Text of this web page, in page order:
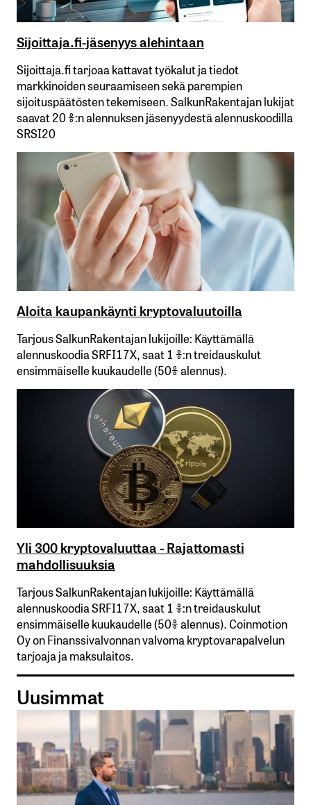
Sijoittaja.fi-jäsenyys alehintaan
Sijoittaja.fi tarjoaa kattavat työkalut ja tiedot
markkinoiden seuraamiseen sekä parempien
sijoituspäätösten tekemiseen. SalkunRakentajan lukijat
saavat 20 %:n alennuksen jäsenyydestä alennuskoodilla
SRSI20
Aloita kaupankäynti kryptovaluutoilla
Tarjous SalkunRakentajan lukijoille: Käyttämällä​ ​
alennuskoodia​ ​SRFI17X,​ ​saat​ ​1 %:n treidauskulut​ ​
ensimmäiselle​ ​kuukaudelle​ ​(50%​ ​alennus).
Yli 300 kryptovaluuttaa - Rajattomasti
mahdollisuuksia
Tarjous SalkunRakentajan lukijoille: Käyttämällä​ ​
alennuskoodia​ ​SRFI17X,​ ​saat​ ​1 %:n treidauskulut​ ​
ensimmäiselle​ ​kuukaudelle​ ​(50%​ ​alennus). Coinmotion
Oy on Finanssivalvonnan valvoma kryptovarapalvelun
tarjoaja ja maksulaitos.
Uusimmat